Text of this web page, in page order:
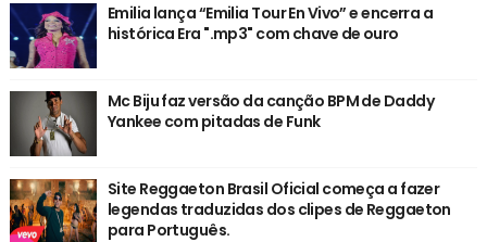
Emilia lança “Emilia Tour En Vivo” e encerra a
histórica Era ".mp3" com chave de ouro
Mc Biju faz versão da canção BPM de Daddy
Yankee com pitadas de Funk
Site Reggaeton Brasil Oficial começa a fazer
legendas traduzidas dos clipes de Reggaeton
para Português.